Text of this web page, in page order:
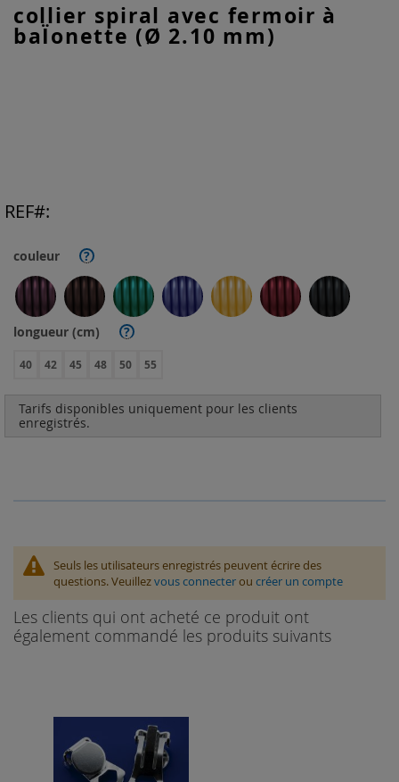
collier spiral avec fermoir à
baÏonette (Ø 2.10 mm)
couleur ?
longueur (cm) ?
40 42 45 48 50 55
Tarifs disponibles uniquement pour les clients
enregistrés.
REF
to
the
beginning
Seuls les utilisateurs enregistrés peuvent écrire des
questions. Veuillezvous connecterou créer un compte
Les clients qui ont acheté ce produit ont
également commandé les produits suivants